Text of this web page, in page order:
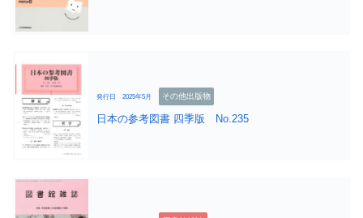
発行日 2025年5月 その他出版物
日本の参考図書 四季版 No.235